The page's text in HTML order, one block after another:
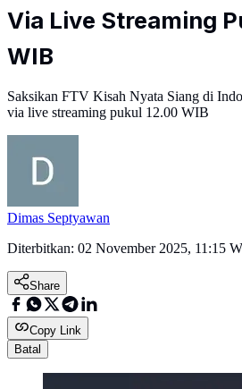
Via Live Streaming
WIB
Saksikan FTV Kisah Nyata Siang di
via live streaming pukul 12.00 WIB
Dimas Septyawan
Diterbitkan: 02 November 2025, 11:15
Share
Copy Link
Batal